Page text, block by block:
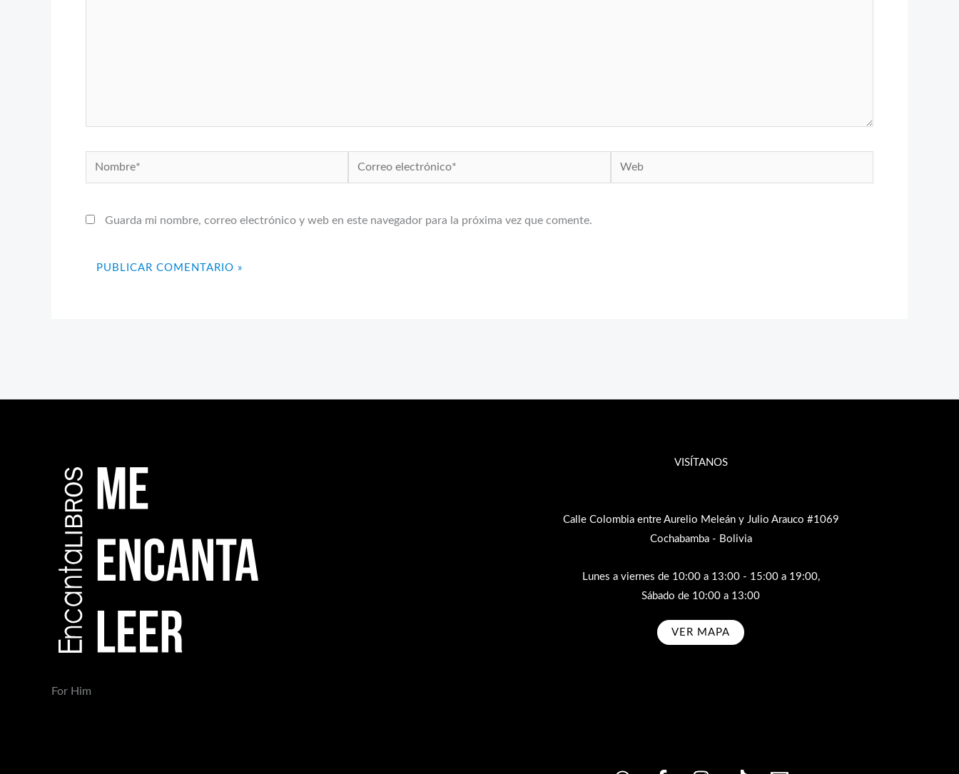
Nombre*
Correo
electrónico*
Web
Guarda mi nombre, correo electrónico y web en este navegador para la próxima vez que comente.
For Him
VISÍTANOS
Calle Colombia entre Aurelio Meleán y Julio Arauco #1069
Cochabamba - Bolivia
Lunes a viernes de 10:00 a 13:00 - 15:00 a 19:00,
Sábado de 10:00 a 13:00
VER MAPA